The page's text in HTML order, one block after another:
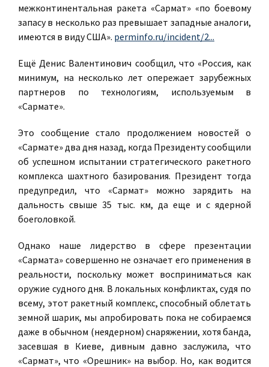
межконтинентальная ракета «Сармат» «по боевому
запасу в несколько раз превышает западные аналоги,
имеются в виду США». perminfo.ru/incident/2...
Ещё Денис Валентинович сообщил, что «Россия, как
минимум, на несколько лет опережает зарубежных
партнеров по технологиям, используемым в
«Сармате».
Это сообщение стало продолжением новостей о
«Сармате» два дня назад, когда Президенту сообщили
об успешном испытании стратегического ракетного
комплекса шахтного базирования. Президент тогда
предупредил, что «Сармат» можно зарядить на
дальность свыше 35 тыс. км, да еще и с ядерной
боеголовкой.
Однако наше лидерство в сфере презентации
«Сармата» совершенно не означает его применения в
реальности, поскольку может восприниматься как
оружие судного дня. В локальных конфликтах, судя по
всему, этот ракетный комплекс, способный облетать
земной шарик, мы апробировать пока не собираемся
даже в обычном (неядерном) снаряжении, хотя банда,
засевшая в Киеве, дивным давно заслужила, что
«Сармат», что «Орешник» на выбор. Но, как водится